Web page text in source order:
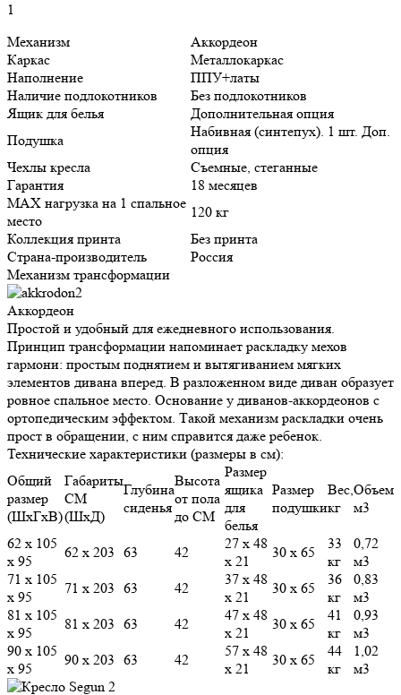
1
Механизм
Аккордеон
Каркас
Металлокаркас
Наполнение
ППУ+латы
Наличие подлокотников
Без подлокотников
Ящик для белья
Дополнительная опция
Подушка
Набивная (синтепух). 1 шт. Доп.
опция
Чехлы кресла
Съемные, стеганные
Гарантия
18 месяцев
MAX нагрузка на 1 спальное
место
120 кг
Коллекция принта
Без принта
Страна-производитель
Россия
Механизм трансформации
Аккордеон
Простой и удобный для ежедневного использования.
Принцип трансформации напоминает раскладку мехов
гармони: простым поднятием и вытягиванием мягких
элементов дивана вперед. В разложенном виде диван образует
ровное спальное место. Основание у диванов-аккордеонов с
ортопедическим эффектом. Такой механизм раскладки очень
прост в обращении, с ним справится даже ребенок.
Технические характеристики (размеры в см):
Общий
размер
(ШхГхВ)
Габариты
СМ
(ШхД)
Глубина
сиденья
Высота
от пола
до СМ
Размер
ящика
для
белья
Размер
подушки
Вес,
кг
Объем
м3
62 х 105
х 95
62 х 203 63 42
27 х 48
х 21
30 х 65
33
кг
0,72
м3
71 х 105
х 95
71 х 203 63 42
37 х 48
х 21
30 х 65
36
кг
0,83
м3
81 х 105
х 95
81 х 203 63 42
47 х 48
х 21
30 х 65
41
кг
0,93
м3
90 х 105
х 95
90 х 203 63 42
57 х 48
х 21
30 х 65
44
кг
1,02
м3